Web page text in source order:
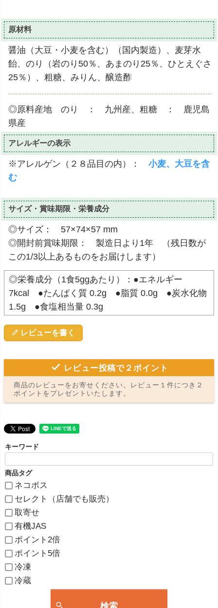
原材料
醤油（大豆・小麦を含む）（国内製造）、麦芽水
飴、のり（岩のり50％、あまのり25％、ひとえぐさ
25％）、粗糖、みりん、醸造酢
◎原料産地 のり ： 九州産、粗糖 ： 鹿児島
県産
アレルギーの表示
※アレルゲン（２８品目の内）： 小麦、大豆を含
む
サイズ・賞味期限・栄養成分
◎サイズ： 57×74×57 mm
◎開封前賞味期限： 製造日より1年 （残日数が
この1/3以上あるものをお届けします）
◎栄養成分（1食5ggあたり）：●エネルギー
7kcal ●たんぱく質 0.2g ●脂質 0.0g ●炭水化物
1.5g ●食塩相当量 0.3g
レビューを書く
レビュー投稿で２ポイント
商品のレビューをお寄せください。レビュー１件につき２
ポイントをプレゼントいたします。
キーワード
商品タグ
ネコポス
セレクト（店舗でも販売）
取寄せ
有機JAS
ポイント2倍
ポイント5倍
冷凍
冷蔵
検索